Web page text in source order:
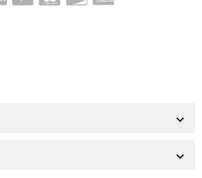

